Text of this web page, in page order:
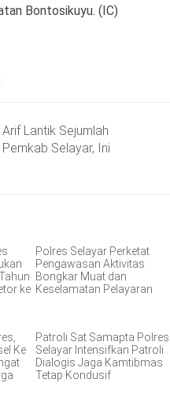
Bontosikuyu. (IC)
Lantik Sejumlah
Selayar, Ini
ke
Polres Selayar Perketat
Pengawasan Aktivitas
Bongkar Muat dan
Keselamatan Pelayaran
Ke
Patroli Sat Samapta Polres
Selayar Intensifkan Patroli
Dialogis Jaga Kamtibmas
Tetap Kondusif